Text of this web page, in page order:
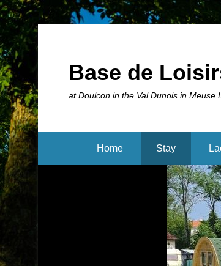
Base de
at Doulcon in the Val Dunois in Meuse
Home Stay